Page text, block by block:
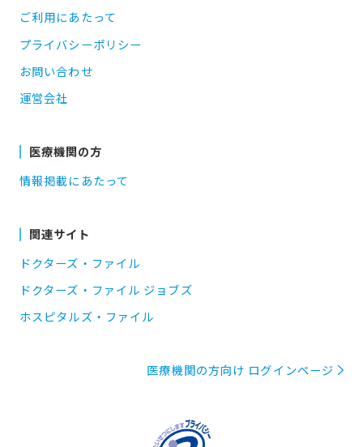
ご利用にあたって
プライバシーポリシー
お問い合わせ
運営会社
医療機関の方
情報掲載にあたって
関連サイト
ドクターズ・ファイル
ドクターズ・ファイル ジョブズ
ホスピタルズ・ファイル
医療機関の方向け ログインページ